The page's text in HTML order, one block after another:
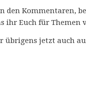
den Kommentaren,
ihr Euch für Themen
übrigens jetzt auch